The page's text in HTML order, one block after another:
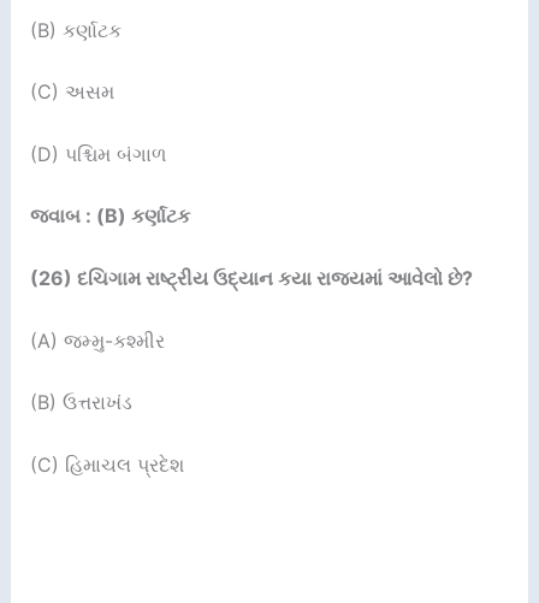
(B) કર્ણાટક
(C) અસમ
(D) પશ્ચિમ બંગાળ
જવાબ : (B) કર્ણાટક
(26) દચિગામ રાષ્ટ્રીય ઉદ્યાન કયા રાજ્યમાં આવેલો છે?
(A) જમ્મુ-કશ્મીર
(B) ઉત્તરાખંડ
(C) હિમાચલ પ્રદેશ